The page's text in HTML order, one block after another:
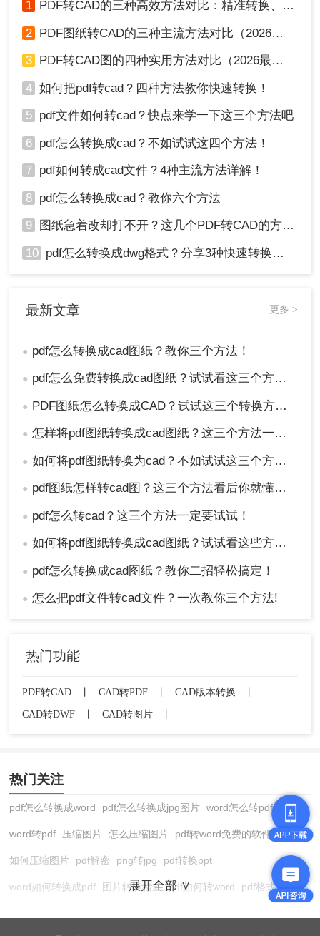
方法三、Adobe Illustrator CS4
入到画布中。
2、选择打开文件-导出。保存类型选择-cad格式
即.DWG格式；选择一个存放位置，然后点击导出。
么的简单，快来试试吧。
1 PDF转CAD的三种高效方法对比：精准转换、可编辑、保图层！
2 PDF图纸转CAD的三种主流方法对比（2026实用版）：选对工具效率翻倍！
3 PDF转CAD图的四种实用方法对比（2026最新版）：按需选择，效率至上！
4 如何把pdf转cad？四种方法教你快速转换！
5 pdf文件如何转cad？快点来学一下这三个方法吧
6 pdf怎么转换成cad？不如试试这四个方法！
7 pdf如何转成cad文件？4种主流方法详解！
8 pdf怎么转换成cad？教你六个方法
9 图纸急着改却打不开？这几个PDF转CAD的方法真管用！
10 pdf怎么转换成dwg格式？分享3种快速转换方法！
最新文章 更多 >
● pdf怎么转换成cad图纸？教你三个方法！
● pdf怎么免费转换成cad图纸？试试看这三个方法！
● PDF图纸怎么转换成CAD？试试这三个转换方法！
● 怎样将pdf图纸转换成cad图纸？这三个方法一定试试！
● 如何将pdf图纸转换为cad？不如试试这三个方法！
● pdf图纸怎样转cad图？这三个方法看后你就懂了！
● pdf怎么转cad？这三个方法一定要试试！
● 如何将pdf图纸转换成cad图纸？试试看这些方法！
● pdf怎么转换成cad图纸？教你二招轻松搞定！
● 怎么把pdf文件转cad文件？一次教你三个方法!
热门功能
PDF转CAD CAD转PDF CAD版本转换
CAD转DWF
CAD转图片
热门关注
pdf怎么转换成word pdf怎么转换成jpg图片 word怎么转pdf
word转pdf 压缩图片 怎么压缩图片 pdf转word免费的软件
如何压缩图片 pdf解密 png转jpg pdf转换ppt
word如何转换成pdf 图片转换格式 pdf如何转word pdf格式转换
展开全部 ∨